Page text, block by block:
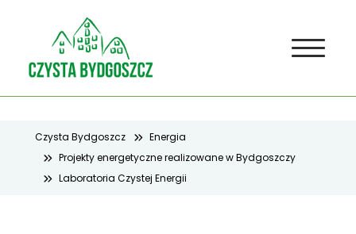
Czysta Bydgoszcz
Energia
Projekty energetyczne realizowane w Bydgoszczy
Laboratoria Czystej Energii